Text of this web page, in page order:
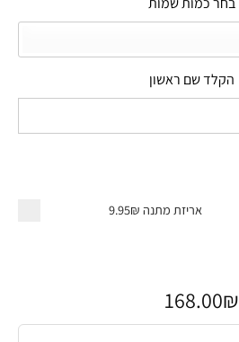
210.00₪.
168.00₪.
הקלד שם ראשון
אריזת מתנה 9.95₪
168.00₪